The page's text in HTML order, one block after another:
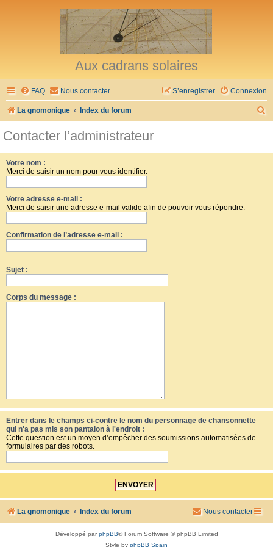
Aux cadrans solaires
FAQ Nous contacter Connexion
S’enregistrer
La gnomonique Index du forum
Contacter l’administrateur
Votre nom :
Merci de saisir un nom pour vous identifier.
Votre adresse e-mail :
Merci de saisir une adresse e-mail valide afin de pouvoir vous répondre.
Confirmation de l’adresse e-mail :
Sujet :
Corps du message :
Entrer dans le champs ci-contre le nom du personnage de chansonnette
qui n'a pas mis son pantalon à l'endroit :
Cette question est un moyen d’empêcher des soumissions automatisées de
formulaires par des robots.
La gnomonique Index du forum Nous contacter
Développé parphpBB® Forum Software © phpBB Limited
Style by phpBB Spain